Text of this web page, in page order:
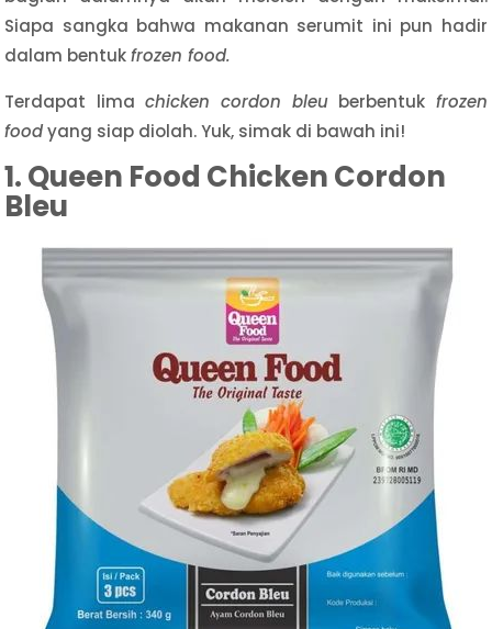
Siapa sangka bahwa makanan serumit ini pun hadir
dalam bentukfrozen food.
Terdapat lima chicken cordon bleu berbentuk frozen
foodyang siap diolah. Yuk, simak di bawah ini!
1. Queen Food Chicken Cordon
Bleu